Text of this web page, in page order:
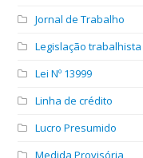
Jornal de Trabalho
Legislação trabalhista
Lei Nº 13999
Linha de crédito
Lucro Presumido
Medida Provisória